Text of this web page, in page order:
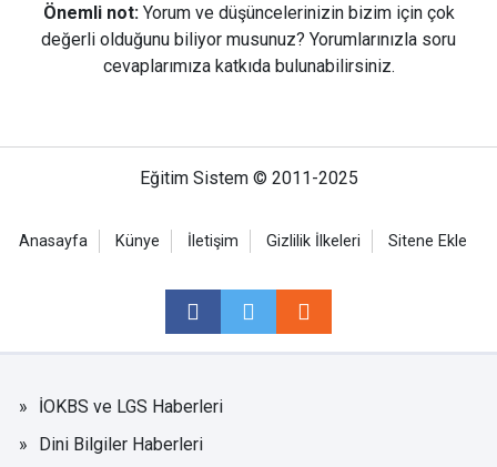
Önemli not: Yorum ve düşüncelerinizin bizim için çok
değerli olduğunu biliyor musunuz? Yorumlarınızla soru
cevaplarımıza katkıda bulunabilirsiniz.
Eğitim Sistem © 2011-2025
Anasayfa Künye İletişim Gizlilik İlkeleri Sitene Ekle
İOKBS ve LGS Haberleri
Dini Bilgiler Haberleri